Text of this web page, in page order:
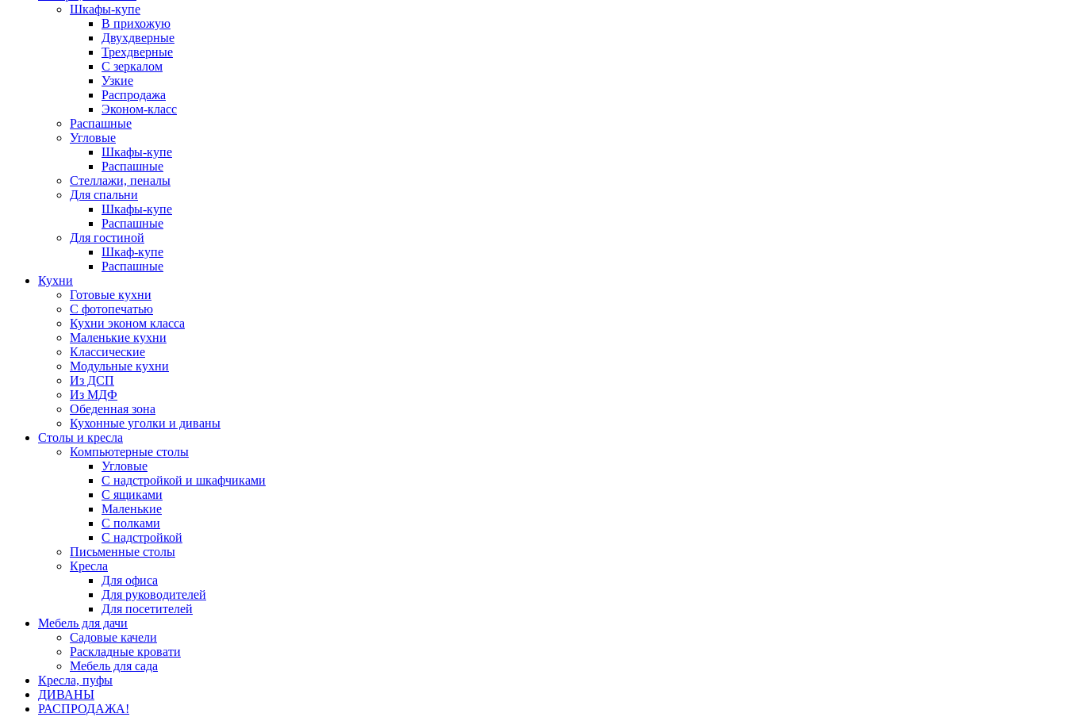
Шкафы-купе
В прихожую
Двухдверные
Трехдверные
С зеркалом
Узкие
Распродажа
Эконом-класс
Распашные
Угловые
Шкафы-купе
Распашные
Стеллажи, пеналы
Для спальни
Шкафы-купе
Распашные
Для гостиной
Шкаф-купе
Распашные
Кухни
Готовые кухни
С фотопечатью
Кухни эконом класса
Маленькие кухни
Классические
Модульные кухни
Из ДСП
Из МДФ
Обеденная зона
Кухонные уголки и диваны
Столы и кресла
Компьютерные столы
Угловые
С надстройкой и шкафчиками
С ящиками
Маленькие
С полками
С надстройкой
Письменные столы
Кресла
Для офиса
Для руководителей
Для посетителей
Мебель для дачи
Садовые качели
Раскладные кровати
Мебель для сада
Кресла, пуфы
ДИВАНЫ
РАСПРОДАЖА!